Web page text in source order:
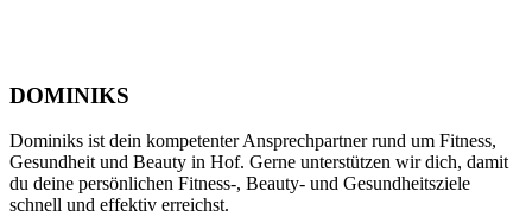
DOMINIKS
Dominiks ist dein kompetenter Ansprechpartner rund um Fitness,
Gesundheit und Beauty in Hof. Gerne unterstützen wir dich, damit
du deine persönlichen Fitness-, Beauty- und Gesundheitsziele
schnell und effektiv erreichst.